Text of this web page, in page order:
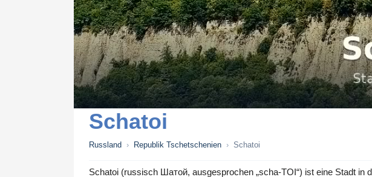
Schatoi
Russland › Republik Tschetschenien › Schatoi
Schatoi (russisch Шатой, ausgesprochen „scha-TOI“) ist eine Stadt